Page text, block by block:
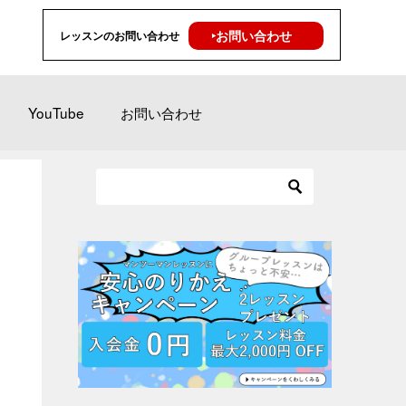
レッスンのお問い合わせ ‣お問い合わせ
YouTube お問い合わせ